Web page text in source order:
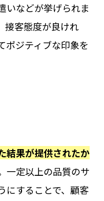
いなどが挙げられま
接客態度が良けれ
ポジティブな印象を
結果が提供されたか
一定以上の品質のサ
にすることで、顧客